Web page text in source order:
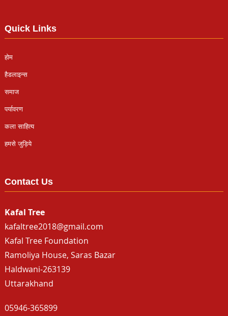
Quick Links
होम
हैडलाइन्स
समाज
पर्यावरण
कला साहित्य
हमसे जुड़िये
Contact Us
Kafal Tree
kafaltree2018@gmail.com
Kafal Tree Foundation
Ramoliya House, Saras Bazar
Haldwani-263139
Uttarakhand
05946-365899